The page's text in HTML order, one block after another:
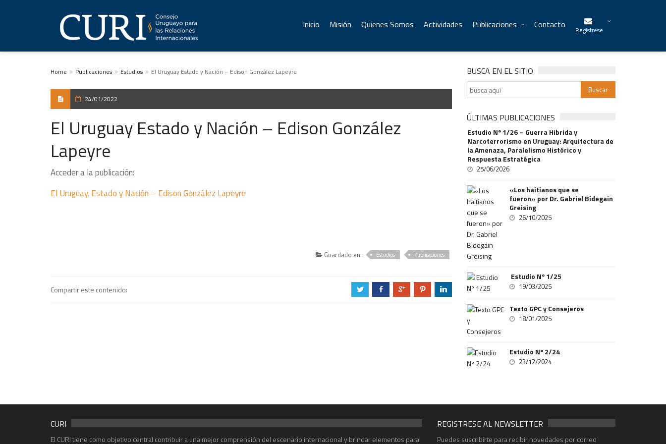
Inicio Misión Quienes Somos Actividades Publicaciones Contacto Registrese
Home Publicaciones Estudios El Uruguay Estado y Nación – Edison González Lapeyre
24/01/2022
El Uruguay Estado y Nación – Edison González
Lapeyre
Acceder a la publicación:
El Uruguay. Estado y Nación – Edison González Lapeyre
Guardado en: Estudios Publicaciones
Compartir este contenido: a b c d j
BUSCA EN EL SITIO
ÚLTIMAS PUBLICACIONES
Estudio Nº 1/26 – Guerra Hibrida y
Narcoterrorismo en Uruguay: Arquitectura de
la Amenaza, Paralelismo Histórico y
Respuesta Estratégica
25/06/2026
«Los haitianos que se
fueron» por Dr. Gabriel Bidegain
Greising
26/10/2025
Estudio Nº 1/25
19/03/2025
Texto GPC y Consejeros
18/01/2025
Estudio Nº 2/24
23/12/2024
CURI
El CURI tiene como objetivo central contribuir a una mejor comprensión del escenario internacional y brindar elementos para
REGISTRESE AL NEWSLETTER
Puedes suscribirte para recibir novedades por correo